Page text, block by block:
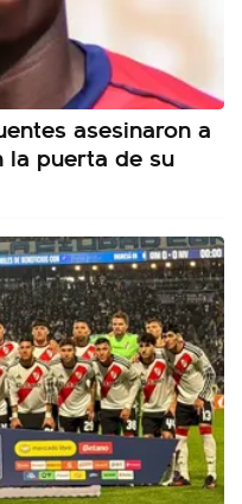
asesinaron a
la puerta de su